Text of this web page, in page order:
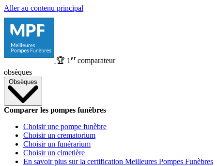
Aller au contenu principal
🏆 1 ercomparateur
obsèques
Obsèques
Comparer les pompes funèbres
Choisir une pompe funèbre
Choisir un crematorium
Choisir un funérarium
Choisir un cimetière
En savoir plus sur la certification Meilleures Pompes Funèbres